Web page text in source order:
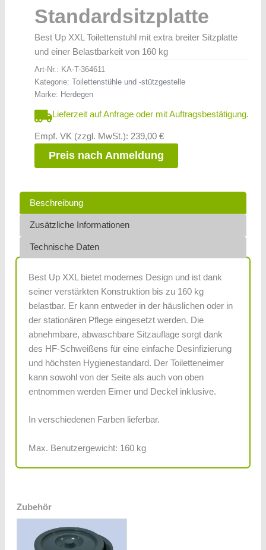
Standardsitzplatte
Best Up XXL Toilettenstuhl mit extra breiter Sitzplatte
und einer Belastbarkeit von 160 kg
Art-Nr.: KA-T-364611
Kategorie: Toilettenstühle und -stützgestelle
Marke: Herdegen
Lieferzeit auf Anfrage oder mit Auftragsbestätigung.
Empf. VK (zzgl. MwSt.): 239,00 €
Preis nach Anmeldung
Beschreibung
Zusätzliche Informationen
Technische Daten
Best Up XXL bietet modernes Design und ist dank
seiner verstärkten Konstruktion bis zu 160 kg
belastbar. Er kann entweder in der häuslichen oder in
der stationären Pflege eingesetzt werden. Die
abnehmbare, abwaschbare Sitzauflage sorgt dank
des HF-Schweißens für eine einfache Desinfizierung
und höchsten Hygienestandard. Der Toiletteneimer
kann sowohl von der Seite als auch von oben
entnommen werden Eimer und Deckel inklusive.
In verschiedenen Farben lieferbar.
Max. Benutzergewicht: 160 kg
Zubehör